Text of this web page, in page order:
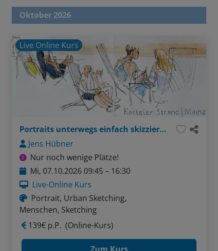
Oktober 2026
Live Online Kurs
Portraits unterwegs einfach skizzieren und aquarellieren
Jens Hübner
Nur noch wenige Plätze!
Mi, 07.10.2026 09:45 – 16:30
Live-Online Kurs
Portrait, Urban Sketching,
Menschen, Sketching
139€ p.P. (Online-Kurs)